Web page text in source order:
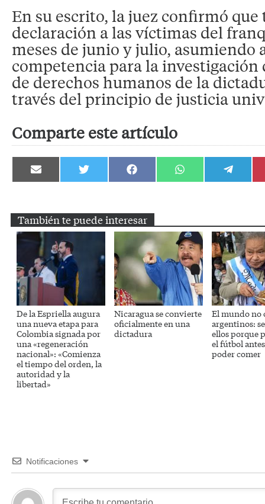
En su escrito, la juez confirmó que
declaración a las víctimas del
meses de junio y julio, asumiendo
competencia para la investigación
de derechos humanos de la
través del principio de justicia
Comparte este artículo
Compartir
en
Compartir
en
Compartir
en
Compartir
en
Compartir
en
También te puede interesar
De la Espriella augura
una nueva etapa para
Colombia signada por
una «regeneración
nacional»: «Comienza
el tiempo del orden, la
autoridad y la
libertad»
Nicaragua se convierte
oficialmente en una
dictadura
El mundo no
argentinos:
ellos porque
el fútbol
poder comer
Notificaciones